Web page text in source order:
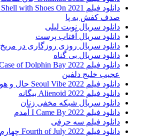
صدف کفش به پا
دانلود سریال نوبت لیلی
دانلود سریال آفتاب پرست
دانلود سریال روزی روزگاری در مریخ
دانلود سریال بی گناه
عجیب خلیج دلفین
دانلود فیلم Seoul Vibe 2022 حال و هوای سئول
دانلود فیلم Alienoid 2022 بیگانه
دانلود سریال شبکه مخفی زنان
دانلود فیلم I Came By 2022 آمدم
دانلود فیلم سه حرفی
دانلود فیلم Fourth of July 2022 چهارم جولای